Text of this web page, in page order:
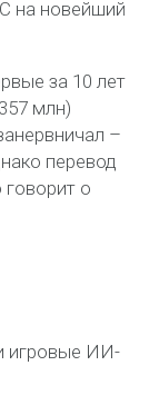
на новейший
за 10 лет
млн)
–
перевод
о
игровые ИИ-